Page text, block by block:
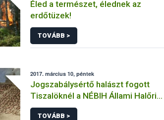
Éled a természet, élednek az
erdőtüzek!
TOVÁBB >
2017. március 10, péntek
Jogszabálysértő halászt fogott
Tiszalöknél a NÉBIH Állami Halőri
Szolgálata
TOVÁBB >